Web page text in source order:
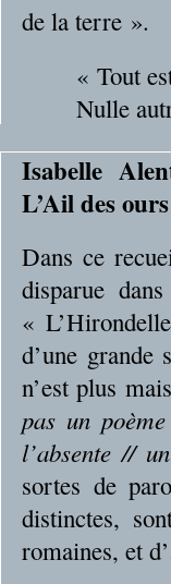
de la terre ».
« Tout
Nulle
Isabelle
L’Ail des
Dans ce
disparue
«
d’une grande
n’est plus
pas un
l’absente //
sortes de
distinctes,
romaines, et